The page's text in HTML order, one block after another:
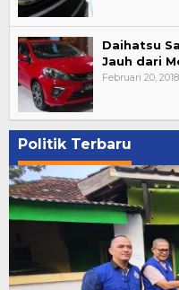
Daihatsu
Jauh dari
Februari 20, 2018
Politik Terbaru